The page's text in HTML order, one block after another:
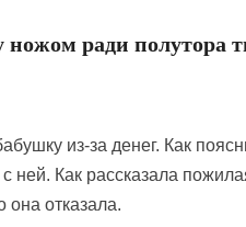
ради полутора
из-за денег. Как
ней. Как рассказала
она отказала.